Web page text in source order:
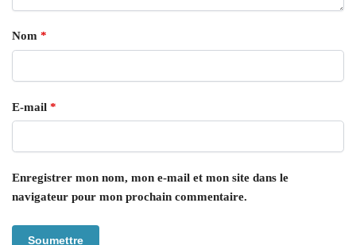
Nom *
E-mail *
Enregistrer mon nom, mon e-mail et mon site dans le
navigateur pour mon prochain commentaire.